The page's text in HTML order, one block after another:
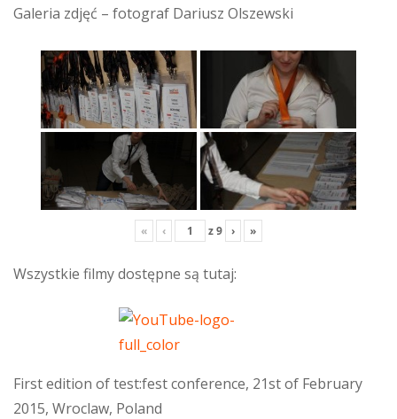
Galeria zdjęć – fotograf Dariusz Olszewski
« ‹ z9 › »
Wszystkie filmy dostępne są tutaj:
First edition of test:fest conference, 21st of February
2015, Wroclaw, Poland